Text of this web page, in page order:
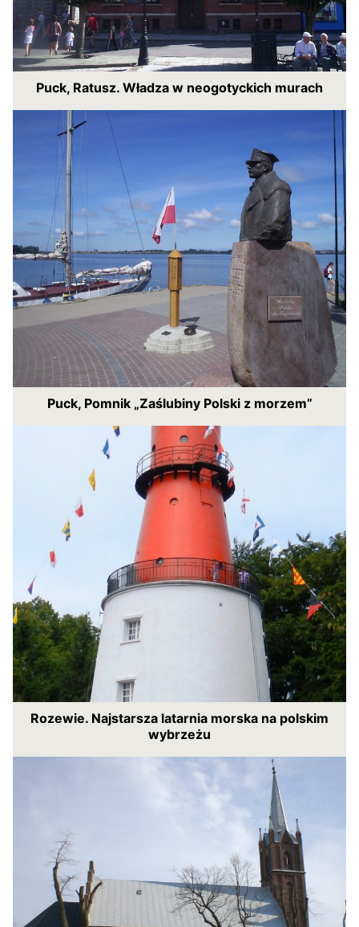
Puck, Ratusz. Władza w neogotyckich murach
Puck, Pomnik „Zaślubiny Polski z morzem”
Rozewie. Najstarsza latarnia morska na polskim
wybrzeżu